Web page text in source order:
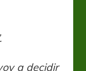
a decidir